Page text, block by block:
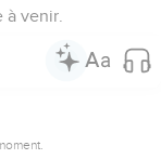
venir.